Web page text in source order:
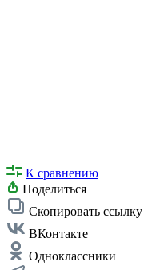
К сравнению
Поделиться
Скопировать ссылку
ВКонтакте
Одноклассники